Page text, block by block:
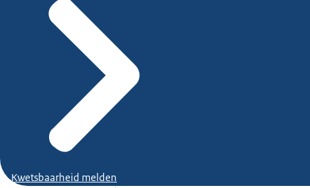
Kwetsbaarheid melden